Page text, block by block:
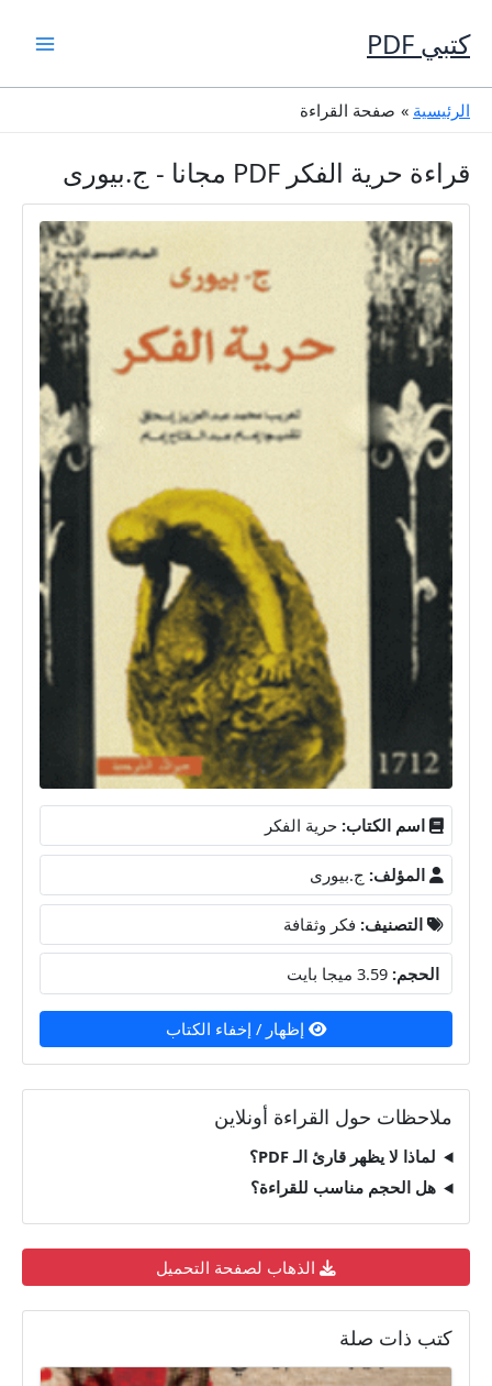
إلى
المحتوى
كتبي PDF
الرئيسية صفحة القراءة
قراءة حرية الفكر PDF مجانا - ج.بيورى
اسم الكتاب: حرية الفكر
المؤلف: ج.بيورى
التصنيف: فكر وثقافة
الحجم:
إظهار / إخفاء الكتاب
ملاحظات حول القراءة أونلاين
لماذا لا يظهر قارئ الـ PDF؟
هل الحجم مناسب للقراءة؟
الذهاب لصفحة التحميل
كتب ذات صلة